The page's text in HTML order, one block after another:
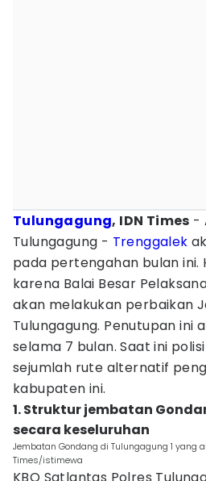
Tulungagung, IDN Times -
Tulungagung - Trenggalek
pada pertengahan bulan ini.
karena Balai Besar
akan melakukan perbaikan
Tulungagung. Penutupan ini
selama 7 bulan. Saat ini
sejumlah rute alternatif
kabupaten ini.
1. Struktur jembatan
secara keseluruhan
Jembatan Gondang di Tulungagung 1 yang
Times/istimewa